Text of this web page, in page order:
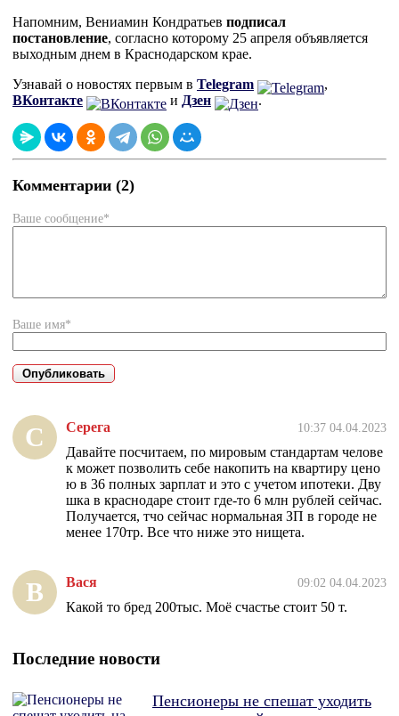
Напомним, Вениамин Кондратьев подписал
постановление, согласно которому 25 апреля объявляется
выходным днем в Краснодарском крае.
Узнавай о новостях первым в Telegram
,
ВКонтакте
и Дзен .
Комментарии (2)
Ваше сообщение*
Ваше имя*
С Серега 10:37 04.04.2023
Давайте посчитаем, по мировым стандартам челове
к может позволить себе накопить на квартиру цено
ю в 36 полных зарплат и это с учетом ипотеки. Дву
шка в краснодаре стоит где-то 6 млн рублей сейчас.
Получается, тчо сейчас нормальная ЗП в городе не
менее 170тр. Все что ниже это нищета.
В Вася 09:02 04.04.2023
Какой то бред 200тыс. Моё счастье стоит 50 т.
Последние новости
Пенсионеры не спешат уходить